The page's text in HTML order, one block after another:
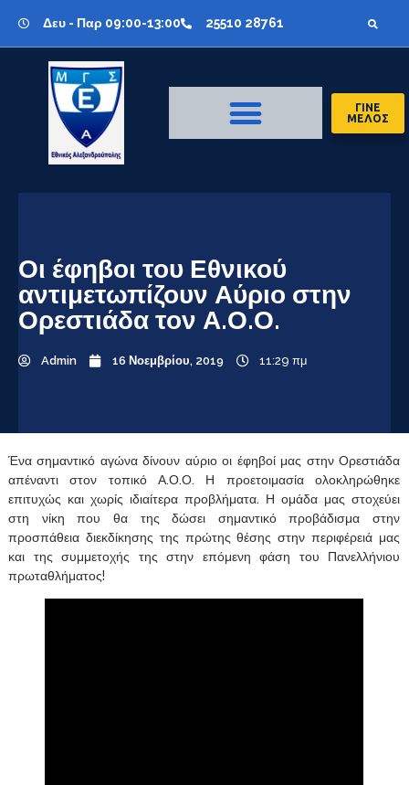
Δευ - Παρ 09:00-13:00 25510 28761
ΓΙΝΕ
ΜΕΛΟΣ
Οι έφηβοι του Εθνικού
αντιμετωπίζουν Αύριο στην
Ορεστιάδα τον Α.Ο.Ο.
Admin 16 Νοεμβρίου, 2019 11:29 πμ
Ένα σημαντικό αγώνα δίνουν αύριο οι έφηβοί μας στην Ορεστιάδα
απέναντι στον τοπικό Α.Ο.Ο. Η προετοιμασία ολοκληρώθηκε
επιτυχώς και χωρίς ιδιαίτερα προβλήματα. Η ομάδα μας στοχεύει
στη νίκη που θα της δώσει σημαντικό προβάδισμα στην
προσπάθεια διεκδίκησης της πρώτης θέσης στην περιφέρειά μας
και της συμμετοχής της στην επόμενη φάση του Πανελλήνιου
πρωταθλήματος!